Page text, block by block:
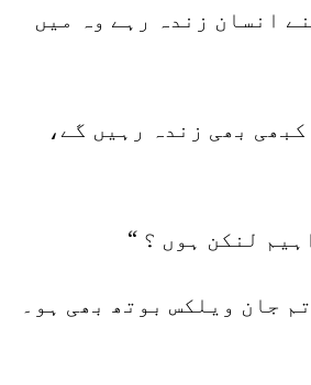
انسان زندہ رہے وہ میں
بھی زندہ رہیں گے،
لنکن ہوں ؟ “
تم جان ویلکس بوتھ بھی ہو۔